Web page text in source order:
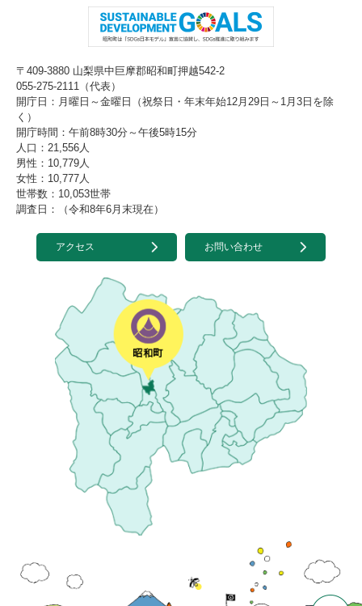
〒409-3880 山梨県中巨摩郡昭和町押越542-2
055-275-2111（代表）
開庁日：月曜日～金曜日（祝祭日・年末年始12月29日～1月3日を除
く）
開庁時間：午前8時30分～午後5時15分
人口：21,556人
男性：10,779人
女性：10,777人
世帯数：10,053世帯
調査日：（令和8年6月末現在）
アクセス お問い合わせ